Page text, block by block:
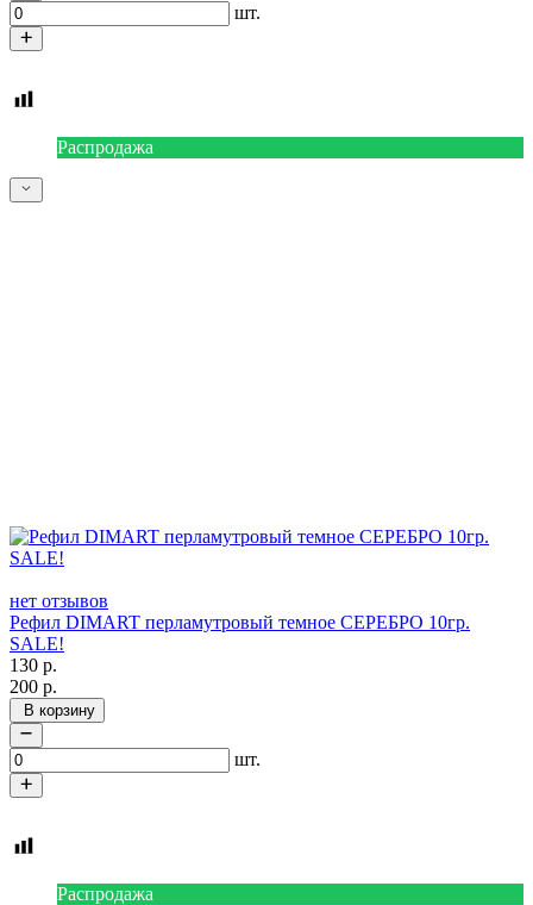
шт.
Распродажа
нет отзывов
Рефил DIMART перламутровый темное СЕРЕБРО 10гр.
SALE!
130 р.
200 р.
В корзину
шт.
Распродажа